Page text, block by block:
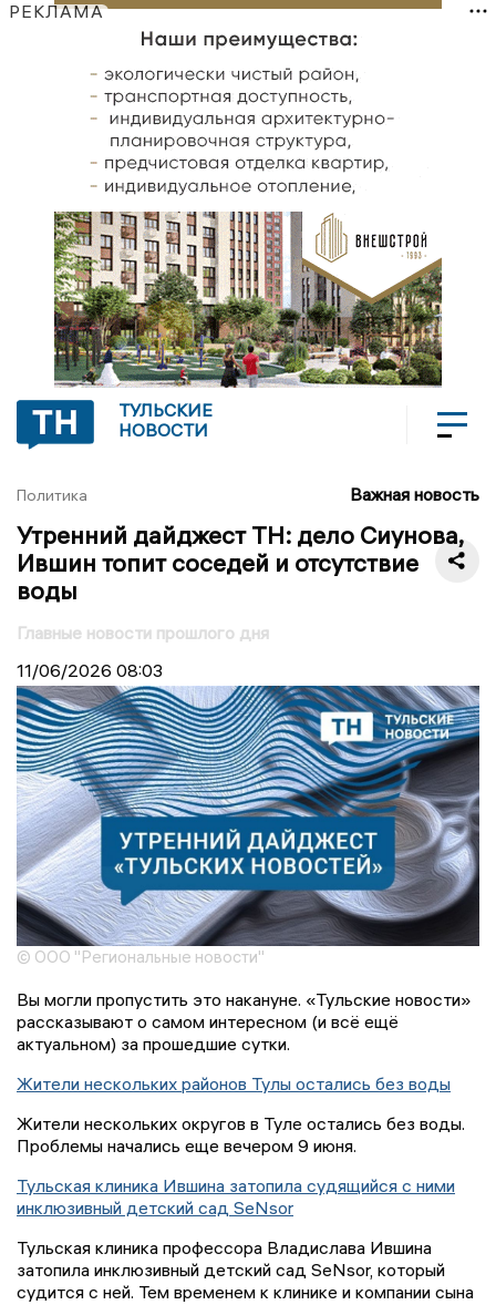
РЕКЛАМА
ТУЛЬСКИЕ
НОВОСТИ
Политика Важная новость
Утренний дайджест ТН: дело Сиунова,
Ившин топит соседей и отсутствие
воды
Главные новости прошлого дня
11/06/2026 08:03
© ООО "Региональные новости"
Вы могли пропустить это накануне. «Тульские новости»
рассказывают о самом интересном (и всё ещё
актуальном) за прошедшие сутки.
Жители нескольких районов Тулы остались без воды
Жители нескольких округов в Туле остались без воды.
Проблемы начались еще вечером 9 июня.
Тульская клиника Ившина затопила судящийся с ними
инклюзивный детский сад SeNsor
Тульская клиника профессора Владислава Ившина
затопила инклюзивный детский сад SeNsor, который
судится с ней. Тем временем к клинике и компании сына